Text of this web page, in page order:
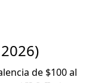
de $100 al